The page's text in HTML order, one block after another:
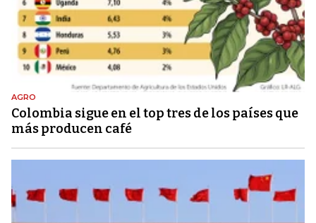
AGRO
Colombia sigue en el top tres de los países que
más producen café